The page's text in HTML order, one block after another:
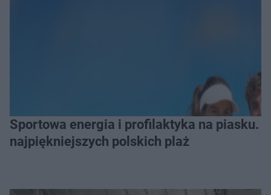
Sportowa energia i profilaktyka na piasku. Baltic Tour Medicover Sport odwiedzi 10
najpiękniejszych polskich plaż